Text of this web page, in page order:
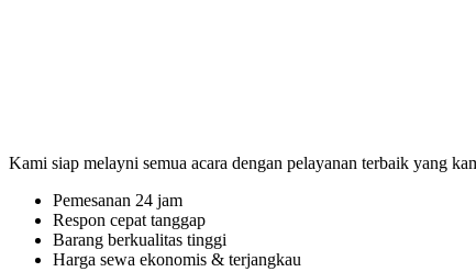
Kami siap melayni semua acara dengan pelayanan terbaik yang
Pemesanan 24 jam
Respon cepat tanggap
Barang berkualitas tinggi
Harga sewa ekonomis & terjangkau